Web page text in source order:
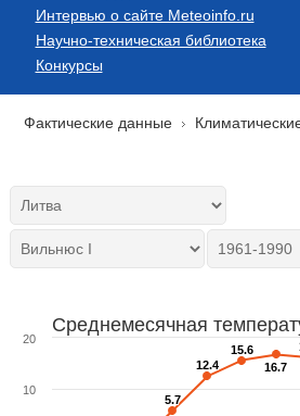
Интервью о сайте Meteoinfo.ru
Научно-техническая библиотека
Конкурсы
Фактические данные
Среднемесячная
5.7
5.7
12.4
12.4
15.6
15.6
16.7
16.7
10
20